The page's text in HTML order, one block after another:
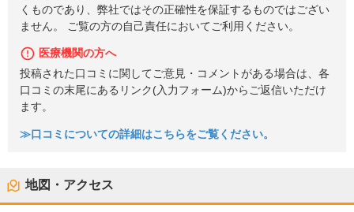
くものであり、弊社ではその正確性を保証するものではござい
ません。 ご覧の方の自己責任においてご利用ください。
医療機関の方へ
投稿された口コミに関してご意見・コメントがある場合は、各
口コミの末尾にあるリンク(入力フォーム)からご返信いただけ
ます。
≫口コミについての詳細はこちらをご覧ください。
地図・アクセス